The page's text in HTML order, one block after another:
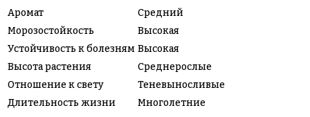
Аромат
Средний
Морозостойкость
Высокая
Устойчивость к болезням Высокая
Высота растения
Среднерослые
Отношение к свету
Теневыносливые
Длительность жизни
Многолетние